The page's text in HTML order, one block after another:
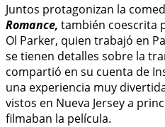
Juntos protagonizan la
Romance, también coescrita
Ol Parker, quien trabajó en
se tienen detalles sobre la
compartió en su cuenta de
una experiencia muy
vistos en Nueva Jersey a
filmaban la película.